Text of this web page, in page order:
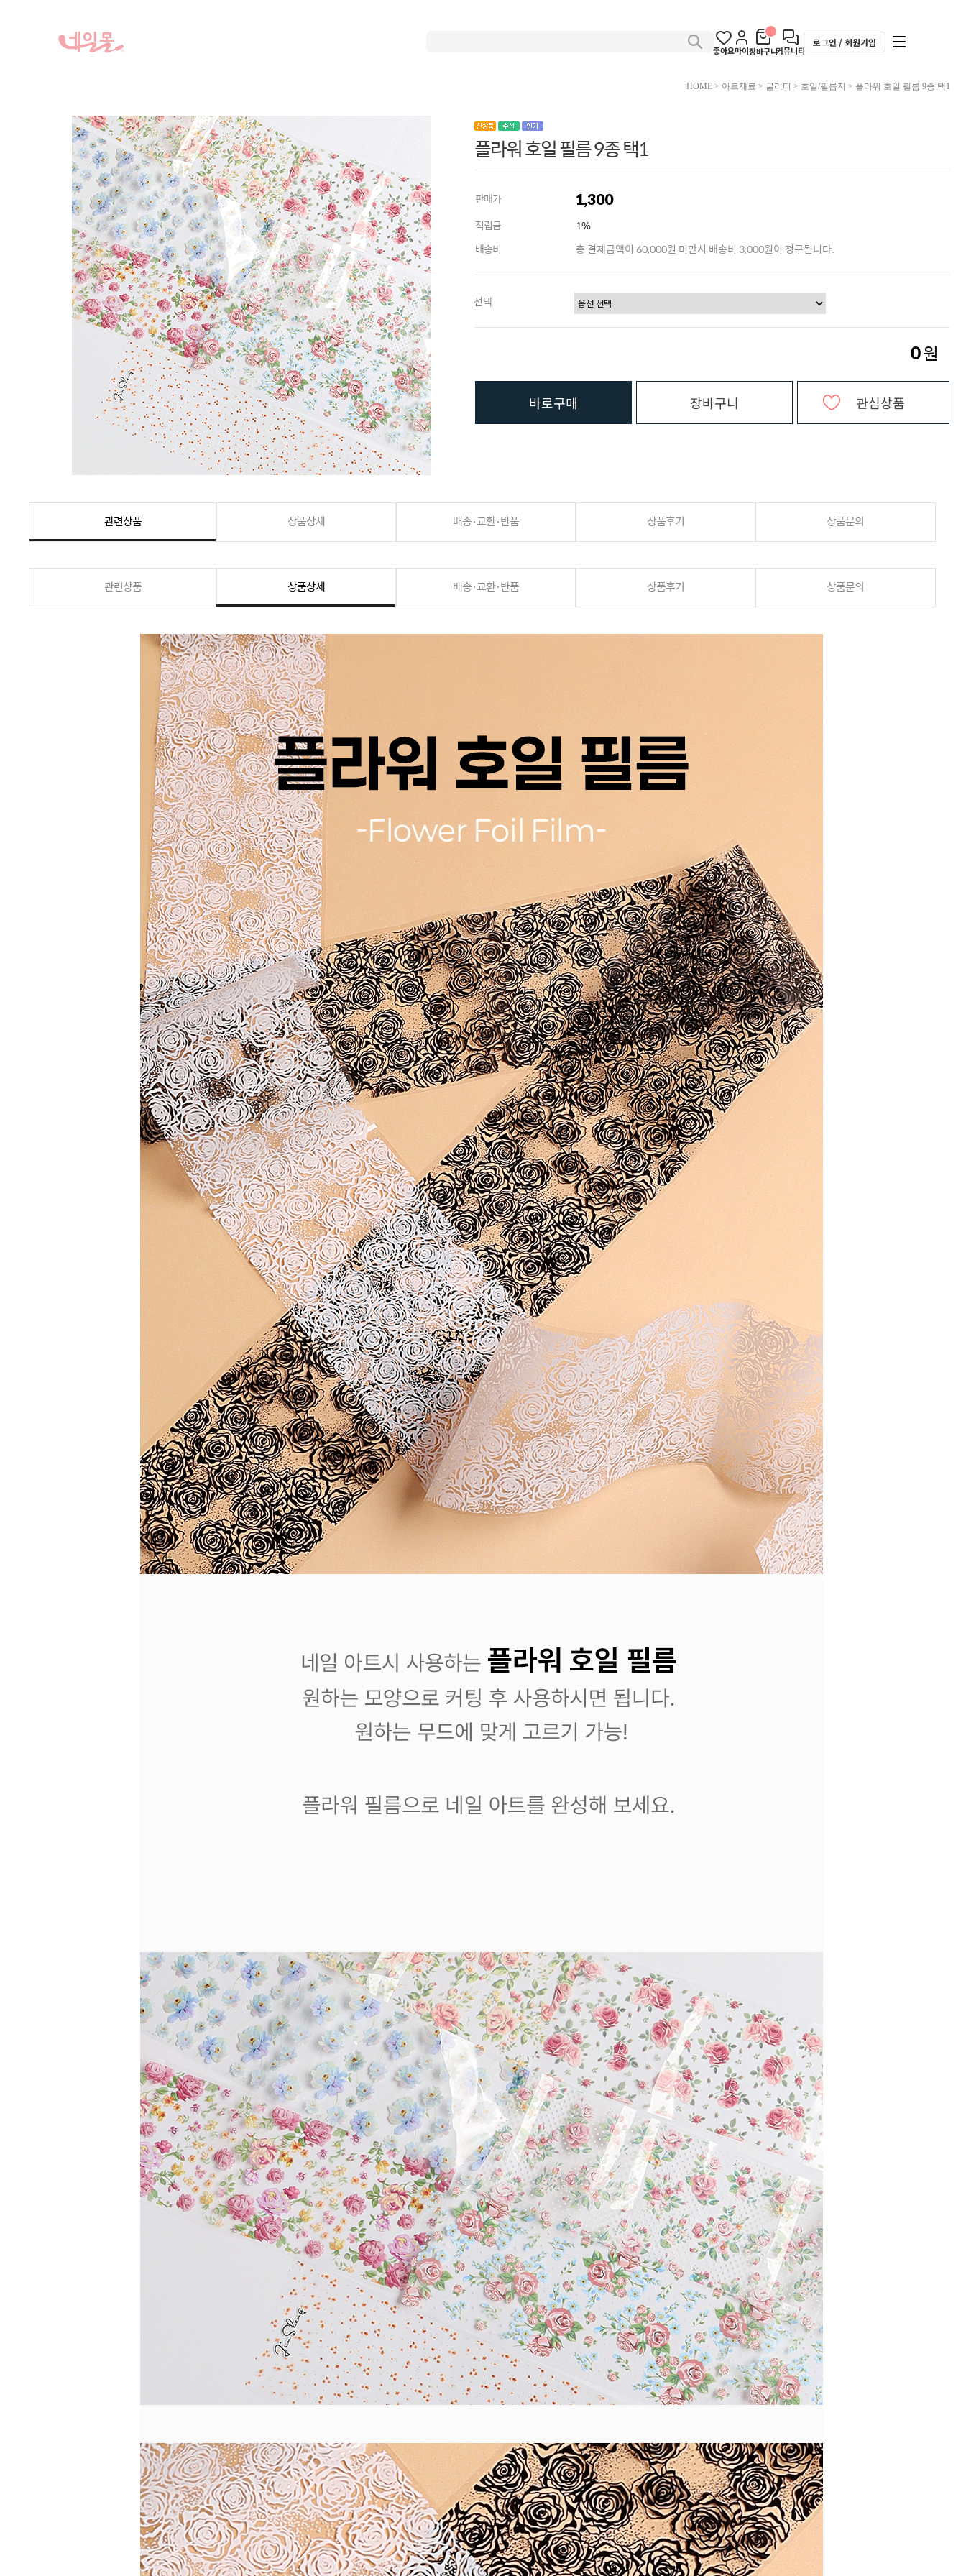
좋아요마이장바구니커뮤니티
로그인 / 회원가입
HOME> 아트재료 > 글리터 > 호일/필름지 > 플라워 호일 필름 9종 택1
플라워 호일 필름 9종 택1
판매가 1,300
적립금
1%
배송비
총 결제금액이 60,000원 미만시 배송비 3,000원이 청구됩니다.
선택
0원
바로구매 장바구니 관심상품
관련상품 상품상세 배송·교환·반품 상품후기 상품문의
관련상품 상품상세 배송·교환·반품 상품후기 상품문의